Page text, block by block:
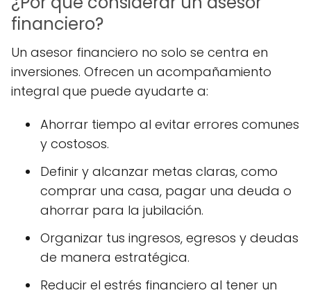
financiero?
Un asesor financiero no solo se centra en
inversiones. Ofrecen un acompañamiento
integral que puede ayudarte a:
Ahorrar tiempo al evitar errores comunes
y costosos.
Definir y alcanzar metas claras, como
comprar una casa, pagar una deuda o
ahorrar para la jubilación.
Organizar tus ingresos, egresos y deudas
de manera estratégica.
Reducir el estrés financiero al tener un